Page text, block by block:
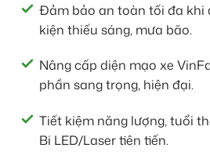
Đảm bảo an toàn tối đa khi
kiện thiếu sáng, mưa bão.
Nâng cấp diện mạo xe
phần sang trọng, hiện đại.
Tiết kiệm năng lượng, tuổi
Bi LED/Laser tiên tiến.